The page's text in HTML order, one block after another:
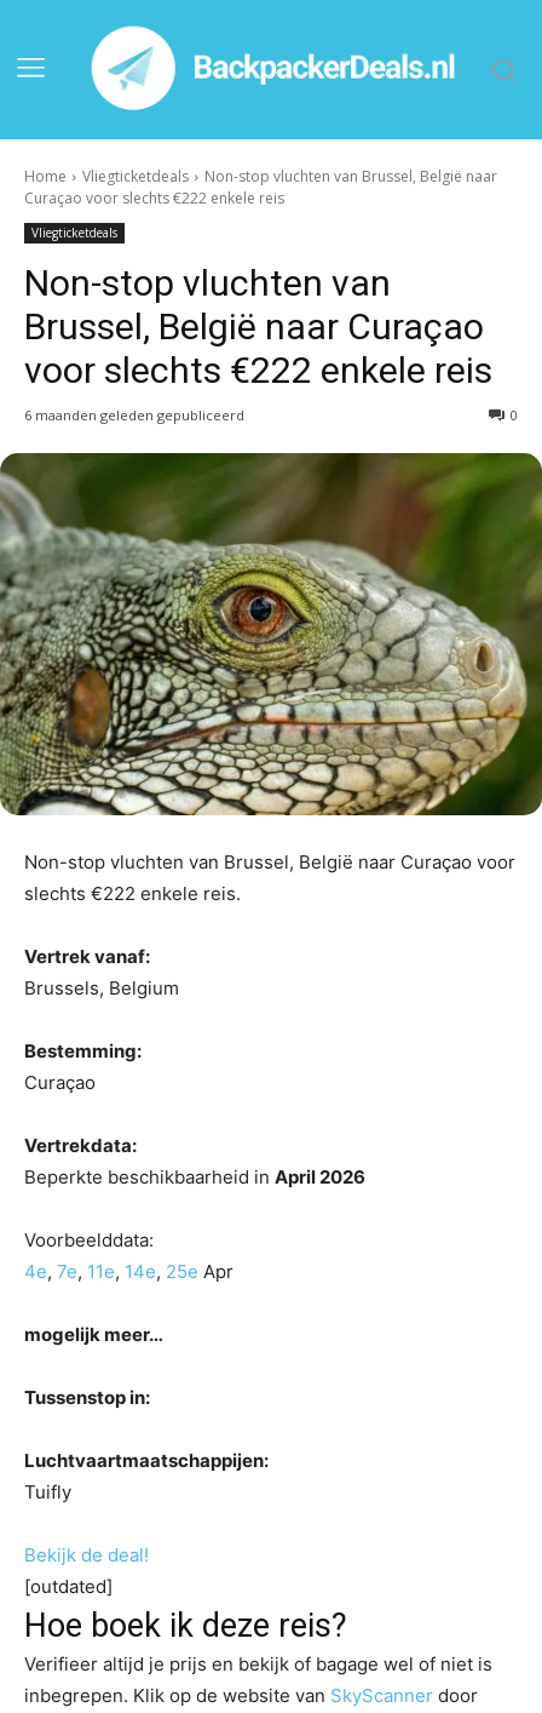
Home Vliegticketdeals
Non-stop vluchten van Brussel, België naar
Curaçao voor slechts €222 enkele reis
Vliegticketdeals
Non-stop vluchten van
Brussel, België naar Curaçao
voor slechts €222 enkele reis
6 maanden geleden gepubliceerd 0
Non-stop vluchten van Brussel, België naar Curaçao voor
slechts €222 enkele reis.
Vertrek vanaf:
Brussels, Belgium
Bestemming:
Curaçao
Vertrekdata:
Beperkte beschikbaarheid in April 2026
Voorbeelddata:
4e, 7e, 11e, 14e, 25e Apr
mogelijk meer…
Tussenstop in:
Luchtvaartmaatschappijen:
Tuifly
Bekijk de deal!
[outdated]
Hoe boek ik deze reis?
Verifieer altijd je prijs en bekijk of bagage wel of niet is
inbegrepen. Klik op de website van SkyScanner door